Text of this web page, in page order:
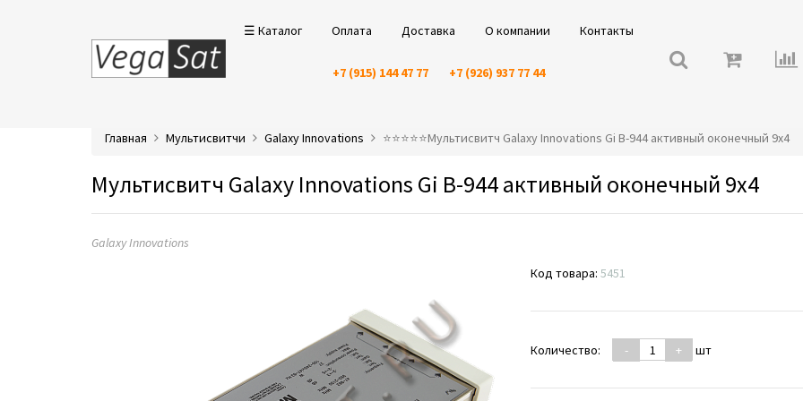
☰ Каталог Оплата Доставка О компании Контакты
+7 (915) 144 47 77 +7 (926) 937 77 44
Главная Мультисвитчи Galaxy Innovations ⭐️⭐️⭐️⭐️⭐️Мультисвитч Galaxy Innovations Gi B-944 активный оконечный 9x4
Мультисвитч Galaxy Innovations Gi B-944 активный оконечный 9x4
Galaxy Innovations
Код товара:5451
Количество: - + шт